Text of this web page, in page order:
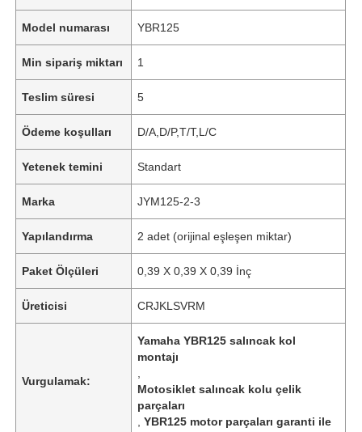
Model numarası YBR125
Min sipariş miktarı 1
Teslim süresi 5
Ödeme koşulları D/A,D/P,T/T,L/C
Yetenek temini Standart
Marka JYM125-2-3
Yapılandırma 2 adet (orijinal eşleşen miktar)
Paket Ölçüleri ‎0,39 X 0,39 X 0,39 İnç
Üreticisi ‎CRJKLSVRM
Vurgulamak:
Yamaha YBR125 salıncak kol
montajı
Motosiklet salıncak kolu çelik
parçaları
,YBR125 motor parçaları garanti ile